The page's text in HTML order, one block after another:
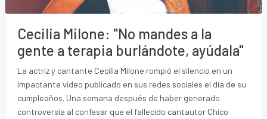
Cecilia Milone: "No mandes a la
gente a terapia burlándote, ayúdala"
La actriz y cantante Cecilia Milone rompió el silencio en un
impactante video publicado en sus redes sociales el día de su
cumpleaños. Una semana después de haber generado
controversia al confesar que el fallecido cantautor Chico